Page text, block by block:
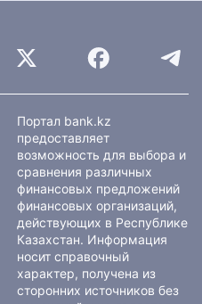
Портал bank.kz
предоставляет
возможность для выбора и
сравнения различных
финансовых предложений
финансовых организаций,
действующих в Республике
Казахстан. Информация
носит справочный
характер, получена из
сторонних источников без